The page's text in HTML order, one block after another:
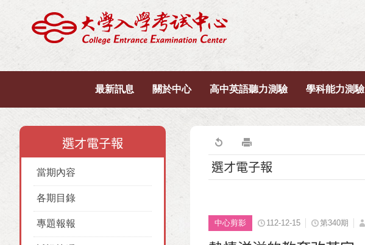
最新訊息 關於中心 高中英語聽力測驗 學科能力測驗
選才電子報
當期內容
各期目錄
專題報報
選才電子報
中心剪影 112-12-15 第340期